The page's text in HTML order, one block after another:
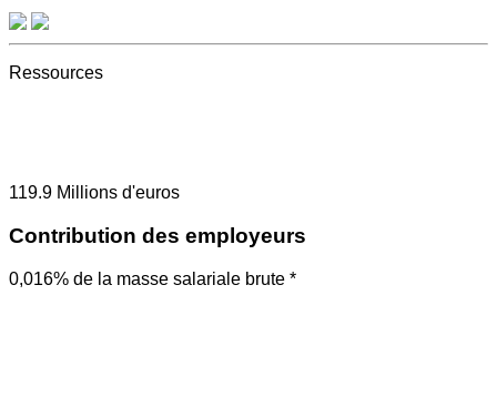
Ressources
119.9 Millions d'euros
Contribution des employeurs
0,016% de la masse salariale brute *